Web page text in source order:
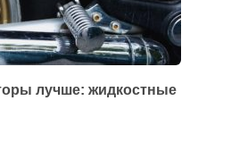
лучше: жидкостные